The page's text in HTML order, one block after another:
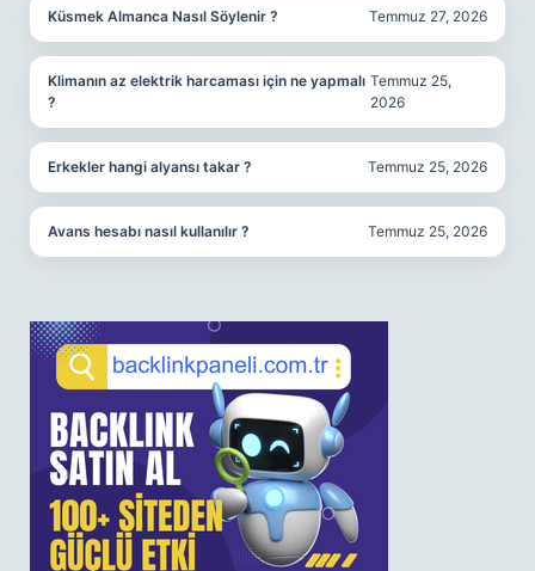
Küsmek Almanca Nasıl Söylenir ? Temmuz 27, 2026
Klimanın az elektrik harcaması için ne yapmalı
?
Temmuz 25,
2026
Erkekler hangi alyansı takar ? Temmuz 25, 2026
Avans hesabı nasıl kullanılır ? Temmuz 25, 2026